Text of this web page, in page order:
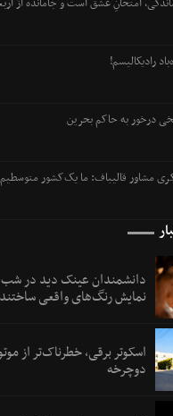
رادیکالیسم!
درخور به حاکم بحرین
مشاور قالیباف: ما یک‌کشور متوسطیم
دانشمندان عینک دید در شب
نمایش رنگ‌های واقعی ساختند
اسکوتر برقی، خطرناک‌تر از
دوچرخه